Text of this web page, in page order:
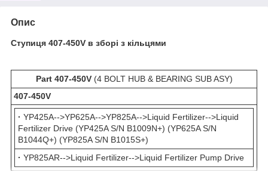
Опис
Ступиця 407-450V в зборі з кільцями
Part 407-450V(4 BOLT HUB & BEARING SUB ASY)
407-450V
· YP425A-->YP625A-->YP825A-->Liquid Fertilizer-->Liquid
Fertilizer Drive (YP425A S/N B1009N+) (YP625A S/N
B1044Q+) (YP825A S/N B1015S+)
· YP825AR-->Liquid Fertilizer-->Liquid Fertilizer Pump Drive